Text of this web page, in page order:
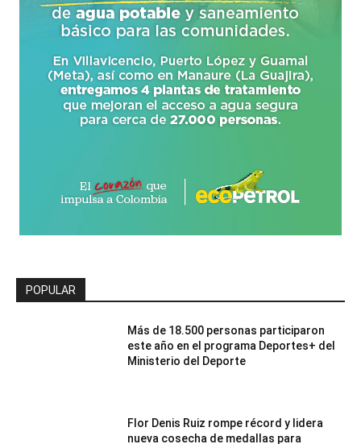
POPULAR
Más de 18.500 personas participaron
este año en el programa Deportes+ del
Ministerio del Deporte
Flor Denis Ruiz rompe récord y lidera
nueva cosecha de medallas para